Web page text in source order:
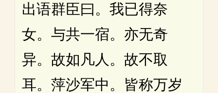
出语群臣曰。我已得奈
女。与共一宿。亦无奇
异。故如凡人。故不取
耳。萍沙军中。皆称万岁